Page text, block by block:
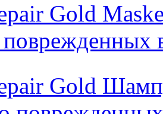
Gold
поврежденных
Gold